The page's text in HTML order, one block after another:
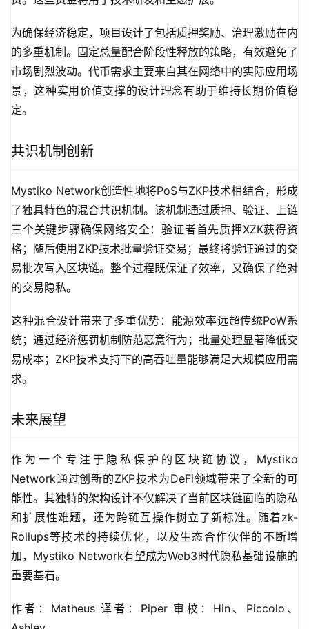
为确保经济稳定，项目设计了包括质押奖励、治理激励在内
的多重机制。固定总量配合阶段性释放的策略，有效避免了
市场剧烈波动。代币需求主要来自其在网络中的实际应用场
景，这种实用价值支撑的设计理念有助于维持长期价值稳
定。
共识机制创新
Mystiko Network创造性地将PoS与ZKP技术相结合，形成
了独具特色的混合共识机制。该机制通过质押、验证、上链
三个关键步骤确保网络安全：验证者首先质押XZK获得资
格；随后使用ZKP技术批量验证交易；最终将验证通过的交
易批次写入区块链。整个过程既保证了效率，又确保了绝对
的交易隐私。
这种混合设计带来了多重优势：能源效率远超传统PoW系
统；通过经济惩罚机制防范恶意行为；批量处理显著降低交
易成本；ZKP技术支持下的高吞吐量能够满足大规模应用需
求。
未来展望
作为一个专注于隐私保护的区块链协议，Mystiko
Network通过创新的ZKP技术为DeFi领域带来了全新的可
能性。其独特的架构设计不仅解决了当前区块链面临的隐私
和扩展性难题，还为跨链互操作树立了新标准。随着zk-
Rollups等技术的持续优化，以及生态合作伙伴的不断增
加，Mystiko Network有望成为Web3时代隐私基础设施的
重要基石。
作者：Matheus 译者：Piper 审校：Hin、Piccolo、